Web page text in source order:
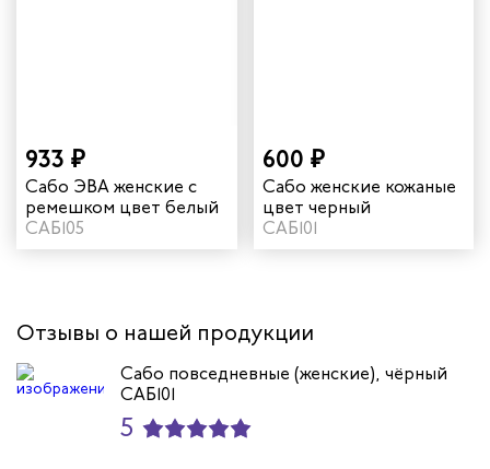
933 ₽
Сабо ЭВА женские с
ремешком цвет белый
САБ105
600 ₽
Сабо женские кожаные
цвет черный
САБ101
Отзывы о нашей продукции
Сабо повседневные (женские), чёрный
САБ101
5